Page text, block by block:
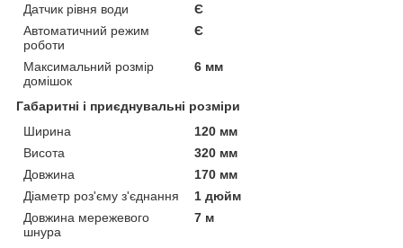
Датчик рівня води
Є
Автоматичний режим
роботи
Є
Максимальний розмір
домішок
6 мм
Габаритні і приєднувальні розміри
Ширина
120 мм
Висота
320 мм
Довжина
170 мм
Діаметр роз'єму з'єднання
1 дюйм
Довжина мережевого
шнура
7 м